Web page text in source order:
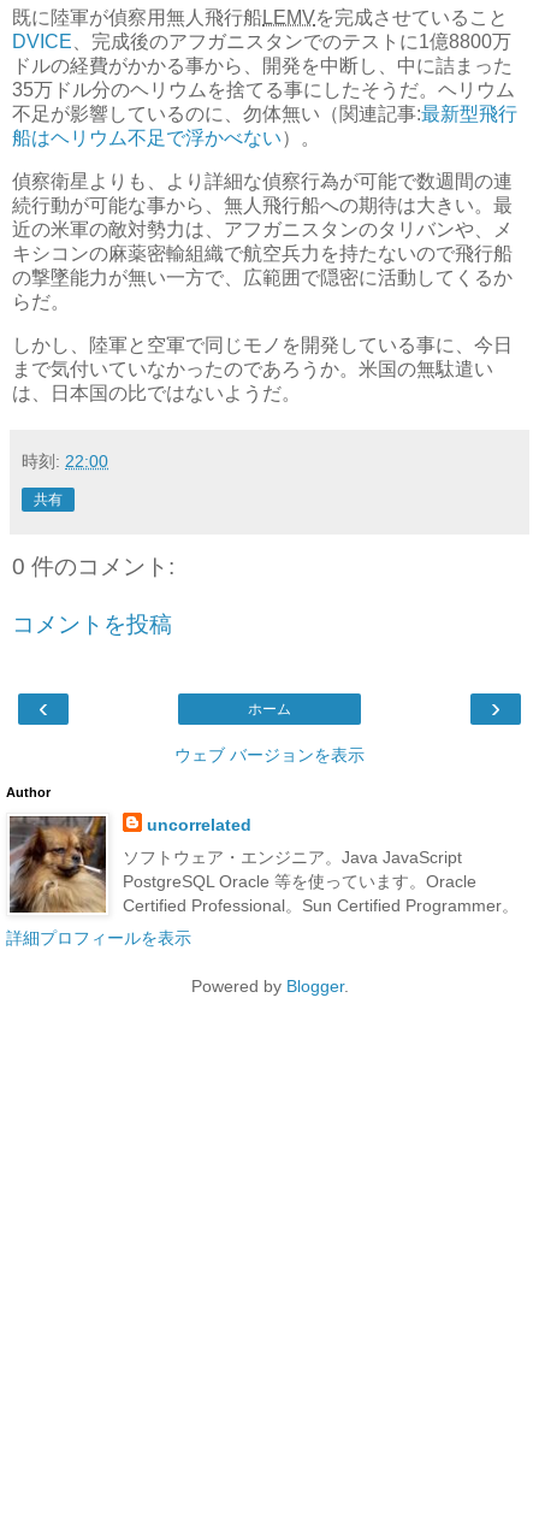
既に陸軍が偵察用無人飛行船LEMVを完成させていること
DVICE、完成後のアフガニスタンでのテストに1億8800万
ドルの経費がかかる事から、開発を中断し、中に詰まった
35万ドル分のヘリウムを捨てる事にしたそうだ。ヘリウム
不足が影響しているのに、勿体無い（関連記事:最新型飛行
船はヘリウム不足で浮かべない）。
偵察衛星よりも、より詳細な偵察行為が可能で数週間の連
続行動が可能な事から、無人飛行船への期待は大きい。最
近の米軍の敵対勢力は、アフガニスタンのタリバンや、メ
キシコンの麻薬密輸組織で航空兵力を持たないので飛行船
の撃墜能力が無い一方で、広範囲で隠密に活動してくるか
らだ。
しかし、陸軍と空軍で同じモノを開発している事に、今日
まで気付いていなかったのであろうか。米国の無駄遣い
は、日本国の比ではないようだ。
時刻: 22:00
共有
0 件のコメント:
コメントを投稿
‹ ›
ホーム
ウェブ バージョンを表示
Author
uncorrelated
ソフトウェア・エンジニア。Java JavaScript
PostgreSQL Oracle 等を使っています。Oracle
Certified Professional。Sun Certified Programmer。
詳細プロフィールを表示
Powered by Blogger.